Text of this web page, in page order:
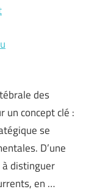
des
un concept clé :
se
D’une
distinguer
en …